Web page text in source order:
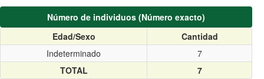
Número de individuos (Número exacto)
Edad/Sexo
Cantidad
Indeterminado
7
TOTAL
7